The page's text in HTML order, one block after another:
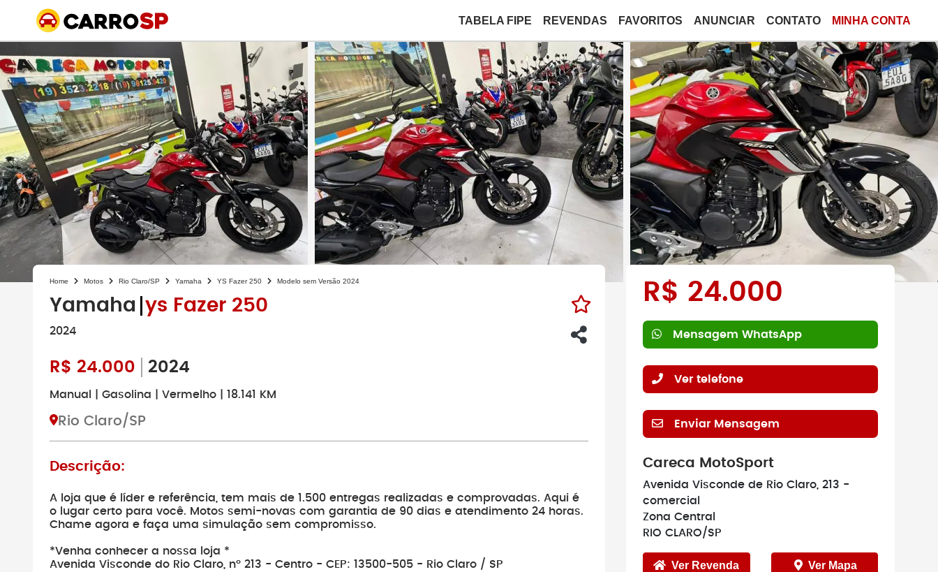
TABELA FIPE REVENDAS FAVORITOS ANUNCIAR CONTATO MINHA CONTA
Home Motos Rio Claro/SP Yamaha YS Fazer 250 Modelo sem Versão 2024
Yamaha ys Fazer 250
2024
R$ 24.000 2024
Manual | Gasolina | Vermelho | 18.141 KM
Rio Claro/SP
Descrição:
A loja que é líder e referência, tem mais de 1.500 entregas realizadas e comprovadas. Aqui é
o lugar certo para você. Motos semi-novas com garantia de 90 dias e atendimento 24 horas.
Chame agora e faça uma simulação sem compromisso.
*Venha conhecer a nossa loja *
Avenida Visconde do Rio Claro, nº 213 - Centro - CEP: 13500-505 - Rio Claro / SP
R$ 24.000
Mensagem WhatsApp
Ver telefone
Enviar Mensagem
Careca MotoSport
Avenida Visconde de Rio Claro, 213 -
comercial
Zona Central
RIO CLARO/SP
Ver Revenda Ver Mapa